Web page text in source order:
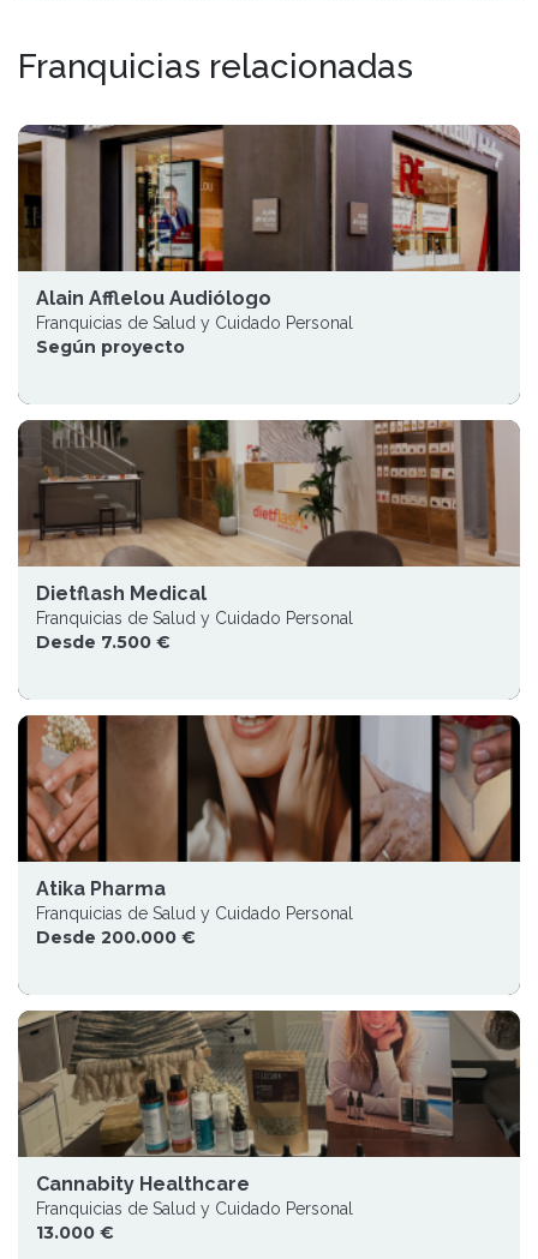
Franquicias relacionadas
Alain Afflelou Audiólogo
Franquicias de Salud y Cuidado Personal
Según proyecto
Dietflash Medical
Franquicias de Salud y Cuidado Personal
Desde 7.500 €
Atika Pharma
Franquicias de Salud y Cuidado Personal
Desde 200.000 €
Cannabity Healthcare
Franquicias de Salud y Cuidado Personal
13.000 €